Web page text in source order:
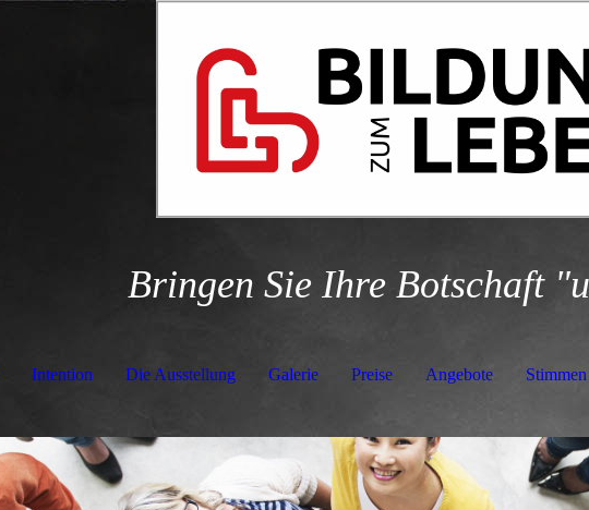
Bringen Sie Ihre Botschaft
Intention Die Ausstellung Galerie Preise Angebote